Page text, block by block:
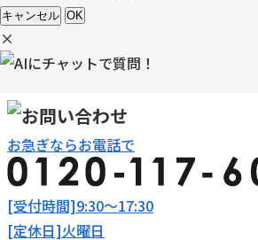
キャンセル OK
×
お急ぎならお電話で
[受付時間]9:30～17:30
[定休日]火曜日